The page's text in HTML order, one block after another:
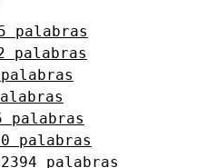
palabras
palabras
palabras
palabras
2394 palabras